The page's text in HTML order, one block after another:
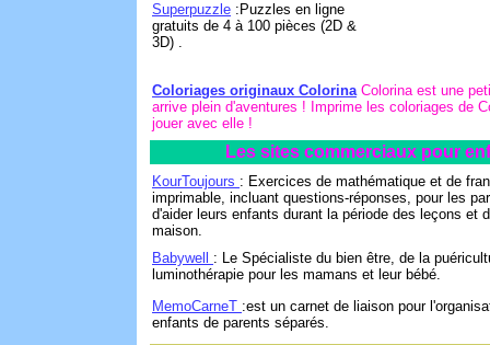
Superpuzzle :Puzzles en ligne
gratuits de 4 à 100 pièces (2D &
3D) .
Coloriages originaux Colorina Colorina est une
arrive plein d'aventures ! Imprime les coloriages de
jouer avec elle !
Les sites commerciaux pour
KourToujours : Exercices de mathématique et de
imprimable, incluant questions-réponses, pour les
d'aider leurs enfants durant la période des leçons et
maison.
Babywell : Le Spécialiste du bien être, de la
luminothérapie pour les mamans et leur bébé.
MemoCarneT :est un carnet de liaison pour
enfants de parents séparés.